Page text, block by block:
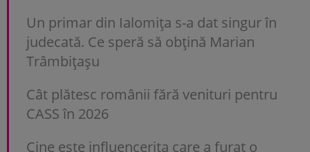
Un primar din Ialomița s-a dat singur în
judecată. Ce speră să obțină Marian
Trâmbițașu
Cât plătesc românii fără venituri pentru
CASS în 2026
Cine este influencerița care a furat o